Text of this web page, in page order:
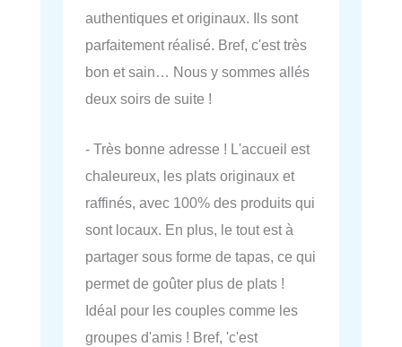
authentiques et originaux. Ils sont
parfaitement réalisé. Bref, c'est très
bon et sain… Nous y sommes allés
deux soirs de suite !
- Très bonne adresse ! L'accueil est
chaleureux, les plats originaux et
raffinés, avec 100% des produits qui
sont locaux. En plus, le tout est à
partager sous forme de tapas, ce qui
permet de goûter plus de plats !
Idéal pour les couples comme les
groupes d'amis ! Bref, 'c'est